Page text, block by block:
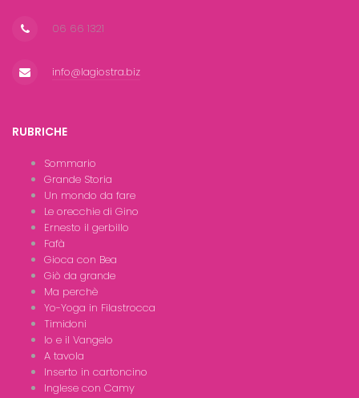
06 66 1321
info@lagiostra.biz
RUBRICHE
Sommario
Grande Storia
Un mondo da fare
Le orecchie di Gino
Ernesto il gerbillo
Fafà
Gioca con Bea
Giò da grande
Ma perchè
Yo-Yoga in Filastrocca
Timidoni
Io e il Vangelo
A tavola
Inserto in cartoncino
Inglese con Camy